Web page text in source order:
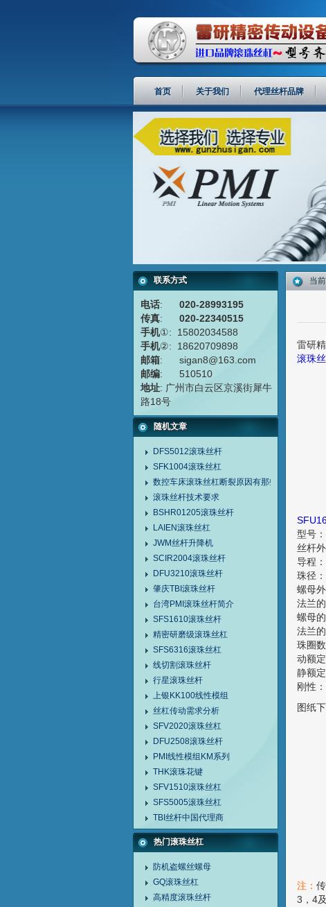
首页 关于我们 代理丝杆品牌
联系方式
电话: 020-28993195
传真:
020-22340515
手机①: 15802034588
手机②: 18620709898
邮箱: sigan8@163.com
邮编: 510510
地址: 广州市白云区京溪街犀牛
路18号
随机文章
DFS5012滚珠丝杆
SFK1004滚珠丝杠
数控车床滚珠丝杠断裂原因有那些？
滚珠丝杆技术要求
BSHR01205滚珠丝杆
LAIEN滚珠丝杠
JWM丝杆升降机
SCIR2004滚珠丝杆
DFU3210滚珠丝杆
肇庆TBI滚珠丝杆
台湾PMI滚珠丝杆简介
SFS1610滚珠丝杆
精密研磨级滚珠丝杠
SFS6316滚珠丝杠
线切割滚珠丝杆
行星滚珠丝杆
上银KK100线性模组
丝杠传动需求分析
SFV2020滚珠丝杠
DFU2508滚珠丝杆
PMI线性模组KM系列
THK滚珠花键
SFV1510滚珠丝杠
SFS5005滚珠丝杠
TBI丝杆中国代理商
热门滚珠丝杠
防机盗螺丝螺母
GQ滚珠丝杠
高精度滚珠丝杆
当
雷研
滚珠
型号
丝杆
导程
珠径
螺母
法兰
螺母
法兰
珠圈
动额
静额
刚性
图纸
注：
3，4